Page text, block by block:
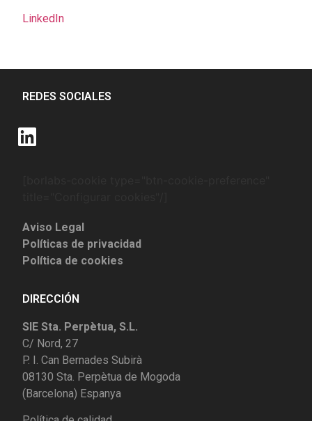
LinkedIn
REDES SOCIALES
Aviso Legal
Políticas de privacidad
Política de cookies
DIRECCIÓN
SIE Sta. Perpètua, S.L.
C/ Nord, 27
P. I. Can Bernades Subirà
08130 Sta. Perpètua de Mogoda
(Barcelona) Espanya